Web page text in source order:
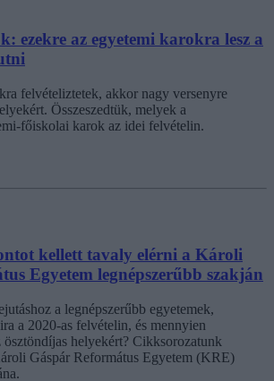
ezekre az egyetemi karokra lesz a
felvételiztetek, akkor nagy versenyre
Összeszedtük, melyek a
főiskolai karok az idei felvételin.
kellett tavaly elérni a Károli
Egyetem legnépszerűbb szakján
a legnépszerűbb egyetemek,
a 2020-as felvételin, és mennyien
ösztöndíjas helyekért? Cikksorozatunk
Gáspár Református Egyetem (KRE)